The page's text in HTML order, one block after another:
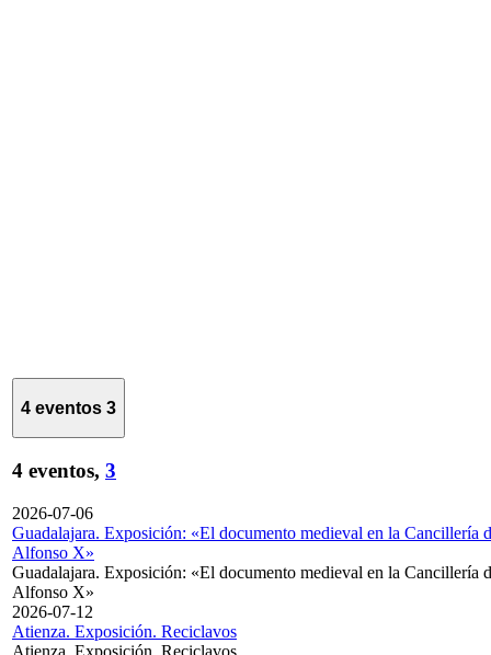
4 eventos 3
4 eventos, 3
2026-07-06
Guadalajara. Exposición: «El documento medieval en la Cancillería
Alfonso X»
Guadalajara. Exposición: «El documento medieval en la Cancillería
Alfonso X»
2026-07-12
Atienza. Exposición. Reciclavos
Atienza. Exposición. Reciclavos